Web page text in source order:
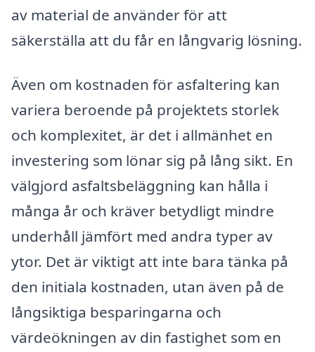
av material de använder för att
säkerställa att du får en långvarig lösning.
Även om kostnaden för asfaltering kan
variera beroende på projektets storlek
och komplexitet, är det i allmänhet en
investering som lönar sig på lång sikt. En
välgjord asfaltsbeläggning kan hålla i
många år och kräver betydligt mindre
underhåll jämfört med andra typer av
ytor. Det är viktigt att inte bara tänka på
den initiala kostnaden, utan även på de
långsiktiga besparingarna och
värdeökningen av din fastighet som en